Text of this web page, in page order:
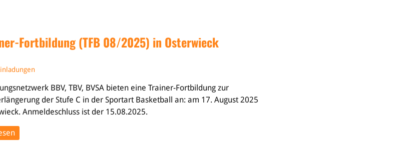
Fortbildung (TFB 08/2025) in Osterwieck
BBV, TBV, BVSA bieten eine Trainer-Fortbildung zur
der Stufe C in der Sportart Basketball an: am 17. August 2025
Anmeldeschluss ist der 15.08.2025.